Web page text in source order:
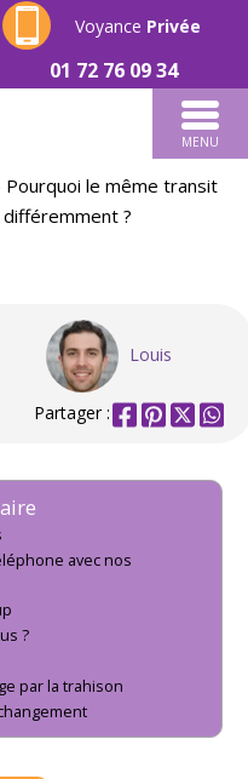
Voyance Privée
01 72 76 09 34
MENU
Pourquoi le même transit
?
Louis
Partager :
avec nos
?
par la trahison